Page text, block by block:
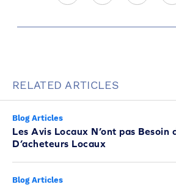
RELATED ARTICLES
Blog Articles
Les Avis Locaux N’ont pas Besoin
D’acheteurs Locaux
Blog Articles